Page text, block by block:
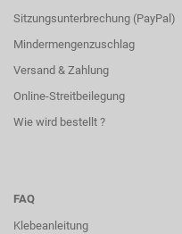
Sitzungsunterbrechung (PayPal)
Mindermengenzuschlag
Versand & Zahlung
Online-Streitbeilegung
Wie wird bestellt ?
FAQ
Klebeanleitung